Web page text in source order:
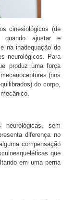
cinesiológicos (de
quando ajustar e
na inadequação do
neurológicos. Para
produz uma força
(nos
do corpo,
neurológicas, sem
diferença no
compensação
que
em uma perna